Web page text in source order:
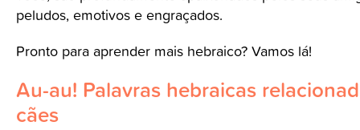
peludos, emotivos e engraçados.
Pronto para aprender mais hebraico? Vamos lá!
Au-au! Palavras hebraicas
cães